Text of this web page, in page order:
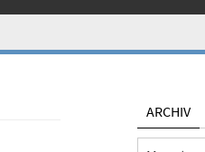
ARCHIV
Archiv